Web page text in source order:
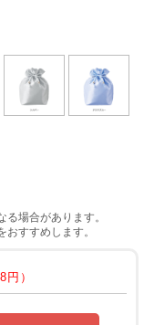
場合があります。
すすめします。
円）